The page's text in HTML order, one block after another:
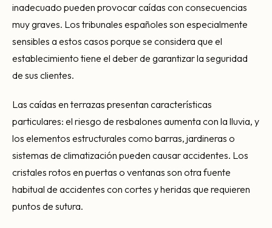
inadecuado pueden provocar caídas con consecuencias
muy graves. Los tribunales españoles son especialmente
sensibles a estos casos porque se considera que el
establecimiento tiene el deber de garantizar la seguridad
de sus clientes.
Las caídas en terrazas presentan características
particulares: el riesgo de resbalones aumenta con la lluvia, y
los elementos estructurales como barras, jardineras o
sistemas de climatización pueden causar accidentes. Los
cristales rotos en puertas o ventanas son otra fuente
habitual de accidentes con cortes y heridas que requieren
puntos de sutura.